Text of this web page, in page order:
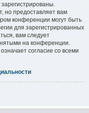
но предоставляет вам
конференции могут быть
для зарегистрированных
вам следует
на конференции.
согласие со всеми